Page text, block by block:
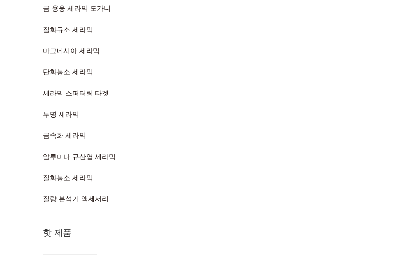
금 용융 세라믹 도가니
질화규소 세라믹
마그네시아 세라믹
탄화붕소 세라믹
세라믹 스퍼터링 타겟
투명 세라믹
금속화 세라믹
알루미나 규산염 세라믹
질화붕소 세라믹
질량 분석기 액세서리
핫 제품